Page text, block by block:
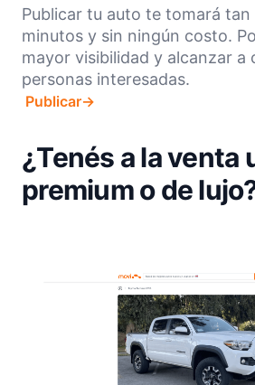
Publicar tu auto te tomará tan
minutos y sin ningún costo.
mayor visibilidad y alcanzar a
personas interesadas.
Publicar→
¿Tenés a la venta
premium o de